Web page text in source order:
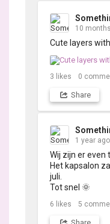
10
Cute layers
3 likes 0
Share
1 year ago
Wij zijn er even
Het kapsalon
juli.
Tot snel 🌞
6 likes 5